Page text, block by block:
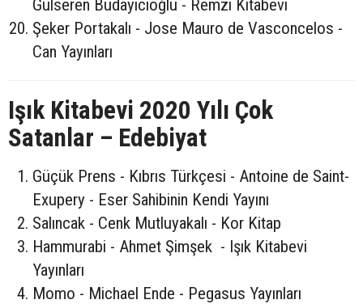
Gülseren Budayıcıoğlu - Remzi Kitabevi
Şeker Portakalı - Jose Mauro de Vasconcelos -
Can Yayınları
Işık Kitabevi 2020 Yılı Çok
Satanlar – Edebiyat
Güçük Prens - Kıbrıs Türkçesi - Antoine de Saint-
Exupery - Eser Sahibinin Kendi Yayını
Salıncak - Cenk Mutluyakalı - Kor Kitap
Hammurabi - Ahmet Şimşek - Işık Kitabevi
Yayınları
Momo - Michael Ende - Pegasus Yayınları